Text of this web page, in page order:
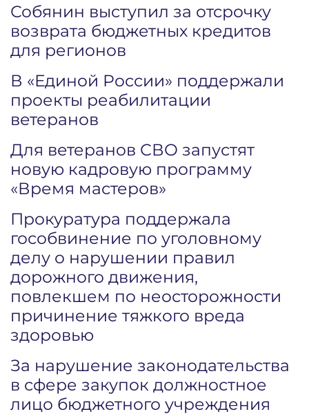
Собянин выступил за отсрочку
возврата бюджетных кредитов
для регионов
В «Единой России» поддержали
проекты реабилитации
ветеранов
Для ветеранов СВО запустят
новую кадровую программу
«Время мастеров»
Прокуратура поддержала
гособвинение по уголовному
делу о нарушении правил
дорожного движения,
повлекшем по неосторожности
причинение тяжкого вреда
здоровью
За нарушение законодательства
в сфере закупок должностное
лицо бюджетного учреждения